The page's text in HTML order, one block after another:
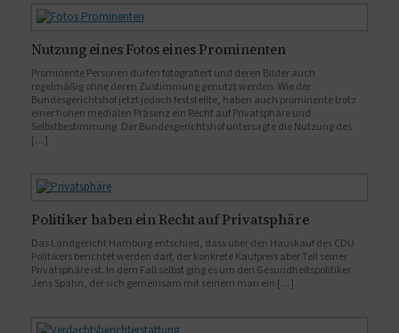
Nutzung eines Fotos eines Prominenten
Prominente Personen dürfen fotografiert und deren Bilder auch
regelmäßig ohne deren Zustimmung genutzt werden. Wie der
Bundesgerichtshof jetzt jedoch feststellte, haben auch prominente trotz
einer hohen medialen Präsenz ein Recht auf Privatsphäre und
Selbstbestimmung. Der Bundesgerichtshof untersagte die Nutzung des
[…]
Politiker haben ein Recht auf Privatsphäre
Das Landgericht Hamburg entschied, dass über den Hauskauf des CDU
Politikers berichtet werden darf, der konkrete Kaufpreis aber Teil seiner
Privatsphäre ist. In dem Fall selbst ging es um den Gesundheitspolitiker
Jens Spahn, der sich gemeinsam mit seinem man ein […]